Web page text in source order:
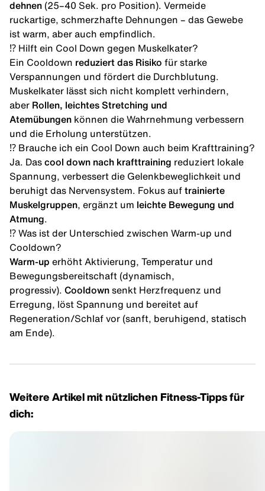
dehnen (25–40 Sek. pro Position). Vermeide
ruckartige, schmerzhafte Dehnungen – das Gewebe
ist warm, aber auch empfindlich.
⁉️ Hilft ein Cool Down gegen Muskelkater?
Ein Cooldown reduziert das Risiko für starke
Verspannungen und fördert die Durchblutung.
Muskelkater lässt sich nicht komplett verhindern,
aber Rollen, leichtes Stretching und
Atemübungen können die Wahrnehmung verbessern
und die Erholung unterstützen.
⁉️ Brauche ich ein Cool Down auch beim Krafttraining?
Ja. Das cool down nach krafttraining reduziert lokale
Spannung, verbessert die Gelenkbeweglichkeit und
beruhigt das Nervensystem. Fokus auf trainierte
Muskelgruppen , ergänzt um leichte Bewegung und
Atmung
⁉️ Was ist der Unterschied zwischen Warm-up und
Cooldown?
Warm-up erhöht Aktivierung, Temperatur und
Bewegungsbereitschaft (dynamisch,
progressiv). Cooldown senkt Herzfrequenz und
Erregung, löst Spannung und bereitet auf
Regeneration/Schlaf vor (sanft, beruhigend, statisch
am Ende).
Weitere Artikel mit nützlichen Fitness-Tipps für
dich: